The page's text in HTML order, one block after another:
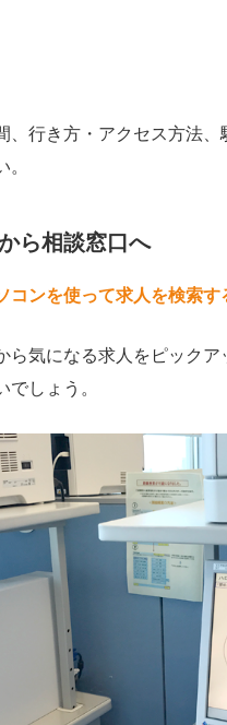
、行き方・アクセス方法
。
ら相談窓口へ
コンを使って求人を検索す
ら気になる求人をピック
しょう。